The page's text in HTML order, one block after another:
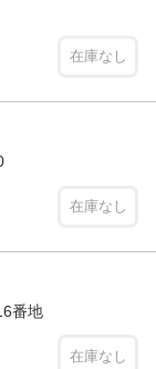
在庫なし
在庫なし
番地
在庫なし